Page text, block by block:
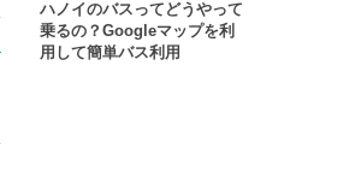
ハノイのバスってどうやって
乗るの？Googleマップを利
用して簡単バス利用